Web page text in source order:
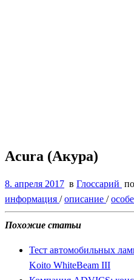
Acura (Акура)
8. апреля 2017 в Глоссарий
информация /описание /
Похожие статьи
Тест автомобильных
Koito WhiteBeam III